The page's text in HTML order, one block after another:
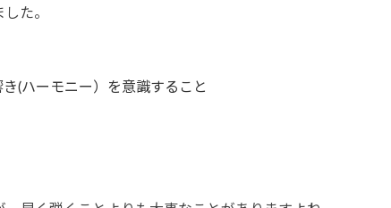
た。
(ハーモニー）を意識すること